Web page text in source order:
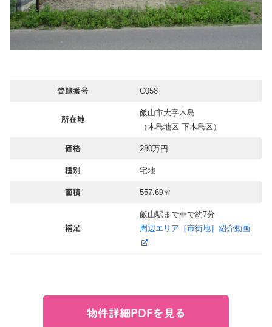
登録番号 C058
所在地
飯山市大字木島
（木島地区 下木島区）
価格 280万円
種別 宅地
面積 557.69㎡
補足
飯山駅まで車で約7分
周辺エリア［市街地］紹介動画
物件詳細PDFを見る